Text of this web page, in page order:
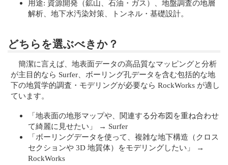
用途: 資源開発（鉱山、石油・ガス）、地盤調査の地層
解析、地下水汚染対策、トンネル・基礎設計。
どちらを選ぶべきか？
簡潔に言えば、地表面データの高品質なマッピングと分析
が主目的なら Surfer、ボーリング孔データを含む包括的な地
下の地質学的調査・モデリングが必要なら RockWorks が適し
ています。
「地表面の地形マップや、関連する分布図を重ね合わせ
て綺麗に見せたい」 → Surfer
「ボーリングデータを使って、複雑な地下構造（クロス
セクションや 3D 地質体）をモデリングしたい」 →
RockWorks